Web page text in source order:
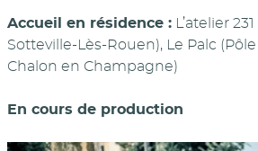
Accueil en résidence : L’atelier
Sotteville-Lès-Rouen), Le Palc
Chalon en Champagne)
En cours de production